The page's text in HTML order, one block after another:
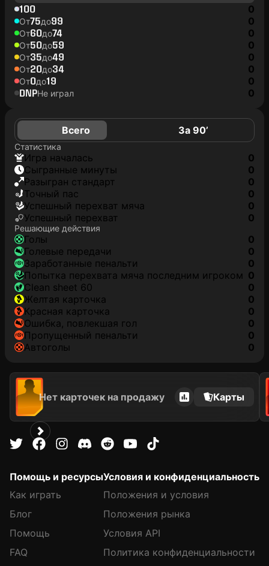
100 0
От75до99 0
От60до74 0
От50до59 0
От35до49 0
От20до34 0
От0до19 0
DNPНе играл 0
Всего За 90’
Статистика
игра началась
0
сыгранные минуты
0
разыгран стандарт
0
точный пас
0
успешный перехват мяча
0
успешный перехват
0
Решающие действия
голы
0
голевые передачи
0
заработанные пенальти
0
попытка перехвата мяча последним игроком 0
clean sheet 60
0
желтая карточка
0
красная карточка
0
ошибка, повлекшая гол
0
пропущенный пенальти
0
автоголы
0
Нет карточек на продажу Карты
Помощь и ресурсы
Как играть
Блог
Помощь
FAQ
Условия и конфиденциальность
Положения и условия
Положения рынка
Условия API
Политика конфиденциальности